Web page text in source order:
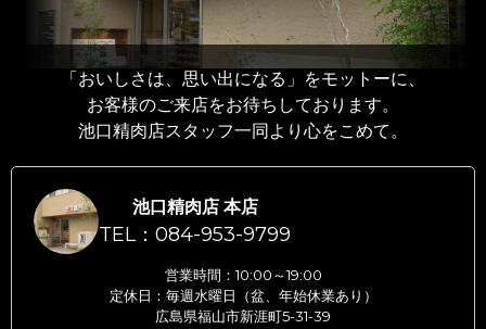
「おいしさは、思い出になる」をモットーに、
お客様のご来店をお待ちしております。
池口精肉店スタッフ一同より心をこめて。
池口精肉店 本店
TEL：084-953-9799
営業時間：10:00～19:00
定休日：毎週水曜日（盆、年始休業あり）
広島県福山市新涯町5-31-39